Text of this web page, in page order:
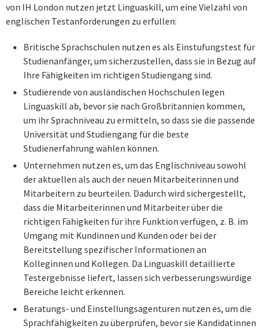
von IH London nutzen jetzt Linguaskill, um eine Vielzahl von
englischen Testanforderungen zu erfüllen:
Britische Sprachschulen nutzen es als Einstufungstest für
Studienanfänger, um sicherzustellen, dass sie in Bezug auf
Ihre Fähigkeiten im richtigen Studiengang sind.
Studierende von ausländischen Hochschulen legen
Linguaskill ab, bevor sie nach Großbritannien kommen,
um ihr Sprachniveau zu ermitteln, so dass sie die passende
Universität und Studiengang für die beste
Studienerfahrung wählen können.
Unternehmen nutzen es, um das Englischniveau sowohl
der aktuellen als auch der neuen Mitarbeiterinnen und
Mitarbeitern zu beurteilen. Dadurch wird sichergestellt,
dass die Mitarbeiterinnen und Mitarbeiter über die
richtigen Fähigkeiten für ihre Funktion verfügen, z. B. im
Umgang mit Kundinnen und Kunden oder bei der
Bereitstellung spezifischer Informationen an
Kolleginnen und Kollegen. Da Linguaskill detaillierte
Testergebnisse liefert, lassen sich verbesserungswürdige
Bereiche leicht erkennen.
Beratungs- und Einstellungsagenturen nutzen es, um die
Sprachfähigkeiten zu überprüfen, bevor sie Kandidatinnen